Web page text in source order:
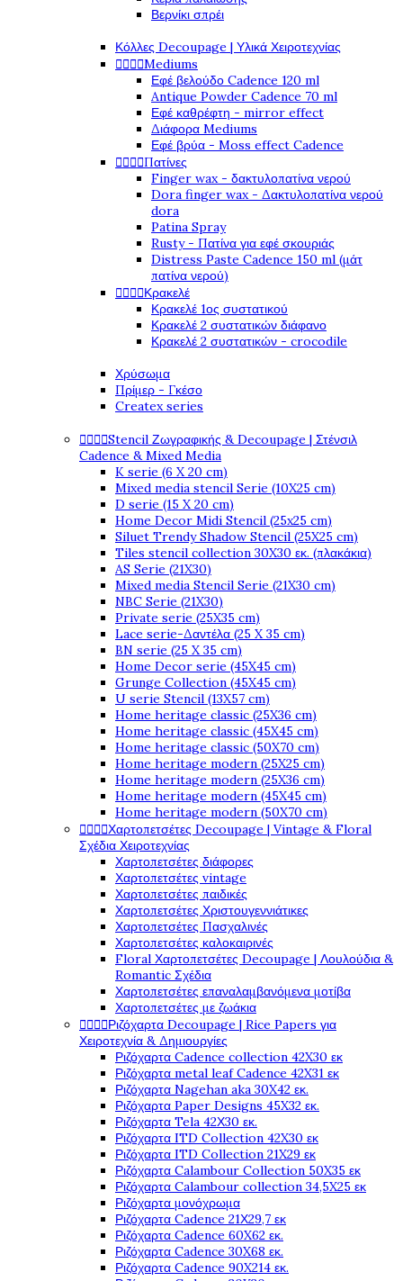
Βερνίκι σπρέι
Κόλλες Decoupage | Υλικά Χειροτεχνίας
Mediums
Εφέ βελούδο Cadence 120 ml
Antique Powder Cadence 70 ml
Εφέ καθρέφτη - mirror effect
Διάφορα Mediums
Εφέ βρύα - Moss effect Cadence
Πατίνες
Finger wax - δακτυλοπατίνα νερού
Dora finger wax - Δακτυλοπατίνα νερού
dora
Patina Spray
Rusty - Πατίνα για εφέ σκουριάς
Distress Paste Cadence 150 ml (μάτ
πατίνα νερού)
Κρακελέ
Κρακελέ 1ος συστατικού
Κρακελέ 2 συστατικών διάφανο
Κρακελέ 2 συστατικών - crocodile
Χρύσωμα
Πρίμερ - Γκέσο
Createx series
Stencil Ζωγραφικής & Decoupage | Στένσιλ
Cadence & Mixed Media
K serie (6 X 20 cm)
Mixed media stencil Serie (10X25 cm)
D serie (15 X 20 cm)
Home Decor Midi Stencil (25x25 cm)
Siluet Trendy Shadow Stencil (25X25 cm)
Tiles stencil collection 30X30 εκ. (πλακάκια)
AS Serie (21X30)
Mixed media Stencil Serie (21X30 cm)
NBC Serie (21X30)
Private serie (25X35 cm)
Lace serie-Δαντέλα (25 X 35 cm)
BN serie (25 X 35 cm)
Home Decor serie (45X45 cm)
Grunge Collection (45X45 cm)
U serie Stencil (13X57 cm)
Home heritage classic (25X36 cm)
Home heritage classic (45X45 cm)
Home heritage classic (50X70 cm)
Home heritage modern (25X25 cm)
Home heritage modern (25X36 cm)
Home heritage modern (45X45 cm)
Home heritage modern (50X70 cm)
Χαρτοπετσέτες Decoupage | Vintage & Floral
Σχέδια Χειροτεχνίας
Χαρτοπετσέτες διάφορες
Χαρτοπετσέτες vintage
Χαρτοπετσέτες παιδικές
Χαρτοπετσέτες Χριστουγεννιάτικες
Χαρτοπετσέτες Πασχαλινές
Χαρτοπετσέτες καλοκαιρινές
Floral Χαρτοπετσέτες Decoupage | Λουλούδια &
Romantic Σχέδια
Χαρτοπετσέτες επαναλαμβανόμενα μοτίβα
Χαρτοπετσέτες με ζωάκια
Ριζόχαρτα Decoupage | Rice Papers για
Χειροτεχνία & Δημιουργίες
Ριζόχαρτα Cadence collection 42X30 εκ
Ριζόχαρτα metal leaf Cadence 42X31 εκ
Ριζόχαρτα Nagehan aka 30X42 εκ.
Ριζόχαρτα Paper Designs 45X32 εκ.
Ριζόχαρτα Tela 42Χ30 εκ.
Ριζόχαρτα ITD Collection 42X30 εκ
Ριζόχαρτα ITD Collection 21X29 εκ
Ριζόχαρτα Calambour Collection 50X35 εκ
Ριζόχαρτα Calambour collection 34,5X25 εκ
Ριζόχαρτα μονόχρωμα
Ριζόχαρτα Cadence 21Χ29,7 εκ
Ριζόχαρτα Cadence 60X62 εκ.
Ριζόχαρτα Cadence 30X68 εκ.
Ριζόχαρτα Cadence 90X214 εκ.